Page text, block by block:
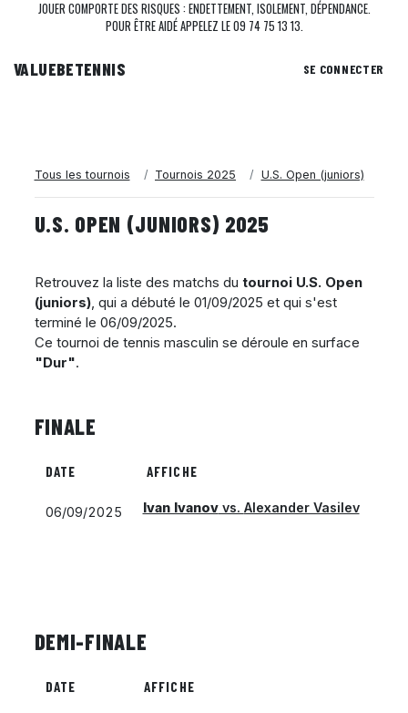
JOUER COMPORTE DES RISQUES : ENDETTEMENT, ISOLEMENT, DÉPENDANCE.
POUR ÊTRE AIDÉ APPELEZ LE 09 74 75 13 13.
VALUEBETENNIS SE CONNECTER
Tous les tournois Tournois 2025 U.S. Open (juniors)
U.S. OPEN (JUNIORS) 2025
Retrouvez la liste des matchs du tournoi U.S. Open
(juniors), qui a débuté le 01/09/2025 et qui s'est
terminé le 06/09/2025.
Ce tournoi de tennis masculin se déroule en surface
"Dur".
FINALE
DATE AFFICHE
06/09/2025 Ivan Ivanovvs. Alexander Vasilev
DEMI-FINALE
DATE AFFICHE